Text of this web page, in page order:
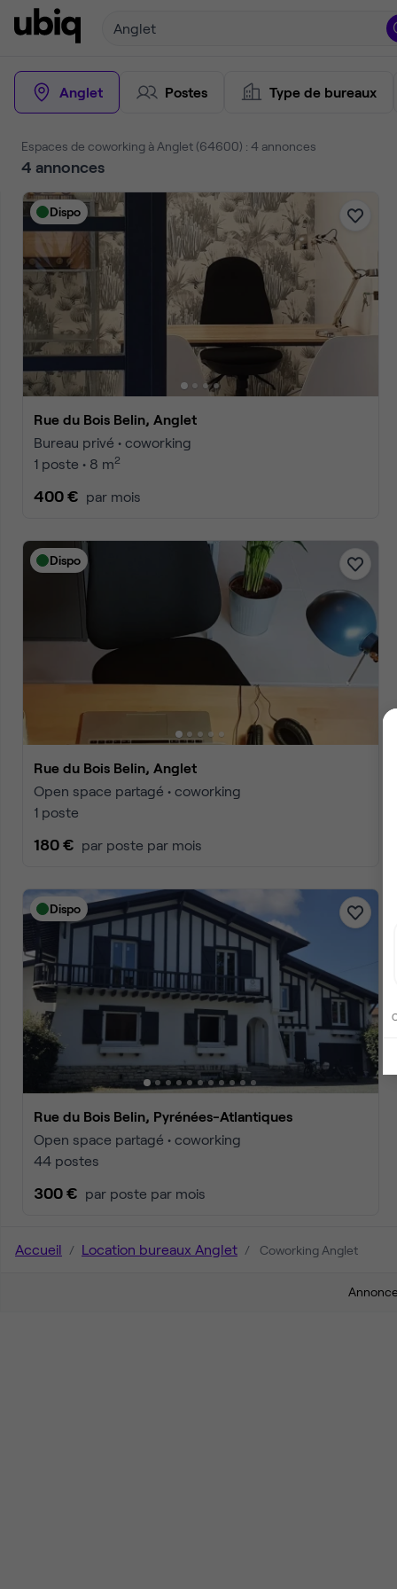
Anglet
Anglet Postes Type de bureaux
Espaces de coworking à Anglet (64600) : 4 annonces
4 annonces
Dispo
Rue du Bois Belin, Anglet
Bureau privé • coworking
1 poste • 8 m2
400 € par mois
Dispo
Rue du Bois Belin, Anglet
Open space partagé • coworking
1 poste
180 € par poste par mois
Dispo
Rue du Bois Belin, Pyrénées-Atlantiques
Open space partagé • coworking
44 postes
300 € par poste par mois
Accueil Location bureaux Anglet Coworking Anglet